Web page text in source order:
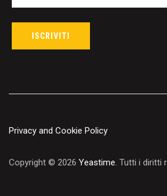
Privacy and Cookie Policy
Copyright © 2026 Yeastime. Tutti i diritti